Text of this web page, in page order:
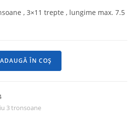
, 3×11 trepte , lungime max. 7.5
ADAUGĂ ÎN COȘ
3 tronsoane